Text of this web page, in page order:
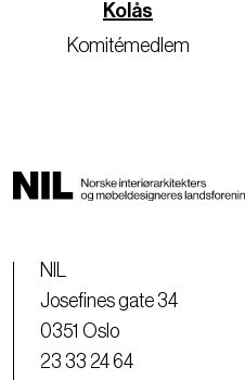
Kolås
Komitémedlem
NIL
Josefines gate 34
0351 Oslo
23 33 24 64